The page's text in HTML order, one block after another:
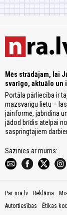
Mēs strādājam, lai
svarīgo, aktuālo un
Portāla pārliecība ir
mazsvarīgu lietu –
jāinformē, jābrīdina
jādod brīdis atelpai
saspringtajiem
Sazinies ar mums:
Par nra.lv Reklāma
Autortiesības
Ētikas